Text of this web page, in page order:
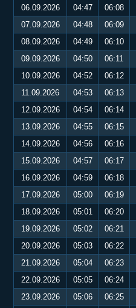
06.09.2026
04:47 06:08
07.09.2026
04:48 06:09
08.09.2026
04:49 06:10
09.09.2026
04:50 06:11
10.09.2026
04:52 06:12
11.09.2026
04:53 06:13
12.09.2026
04:54 06:14
13.09.2026
04:55 06:15
14.09.2026
04:56 06:16
15.09.2026
04:57 06:17
16.09.2026
04:59 06:18
17.09.2026
05:00 06:19
18.09.2026
05:01 06:20
19.09.2026
05:02 06:21
20.09.2026
05:03 06:22
21.09.2026
05:04 06:23
22.09.2026
05:05 06:24
23.09.2026
05:06 06:25